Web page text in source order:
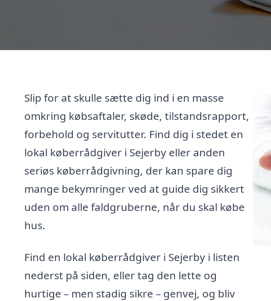
Slip for at skulle sætte dig ind i en masse
omkring købsaftaler, skøde, tilstandsrapport,
forbehold og servitutter. Find dig i stedet en
lokal køberrådgiver i Sejerby eller anden
seriøs køberrådgivning, der kan spare dig
mange bekymringer ved at guide dig sikkert
uden om alle faldgruberne, når du skal købe
hus.
Find en lokal køberrådgiver i Sejerby i listen
nederst på siden, eller tag den lette og
hurtige – men stadig sikre – genvej, og bliv